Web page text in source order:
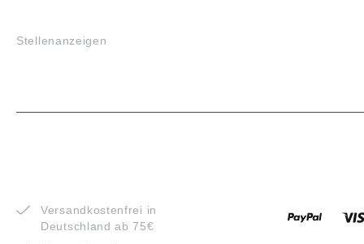
Stellenanzeigen
Versandkostenfrei in
Deutschland ab 75€